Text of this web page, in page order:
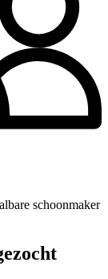
schoonmaker